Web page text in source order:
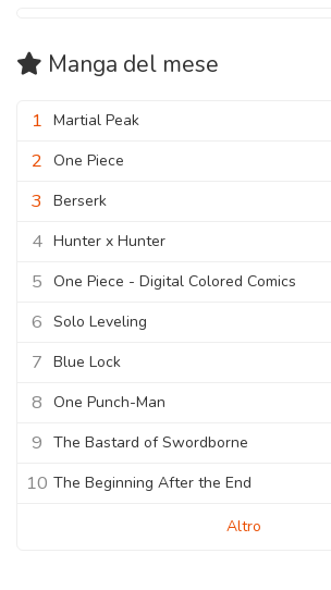
Manga del mese
1 Martial Peak
2 One Piece
3 Berserk
4 Hunter x Hunter
5 One Piece - Digital Colored Comics
6 Solo Leveling
7 Blue Lock
8 One Punch-Man
9 The Bastard of Swordborne
10 The Beginning After the End
Altro